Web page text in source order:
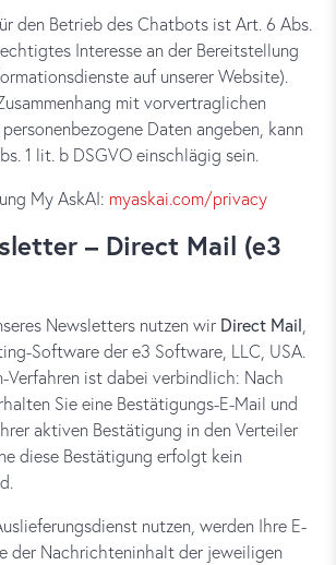
den Betrieb des Chatbots ist Art. 6 Abs.
Interesse an der Bereitstellung
auf unserer Website).
mit vorvertraglichen
Daten angeben, kann
1 lit. b DSGVO einschlägig sein.
My AskAI: myaskai.com/privacy
– Direct Mail (e3
Newsletters nutzen wir Direct Mail
Software der e3 Software, LLC, USA.
Verfahren ist dabei verbindlich: Nach
Sie eine Bestätigungs-E-Mail und
aktiven Bestätigung in den Verteiler
diese Bestätigung erfolgt kein
nutzen, werden Ihre E-
der Nachrichteninhalt der jeweiligen